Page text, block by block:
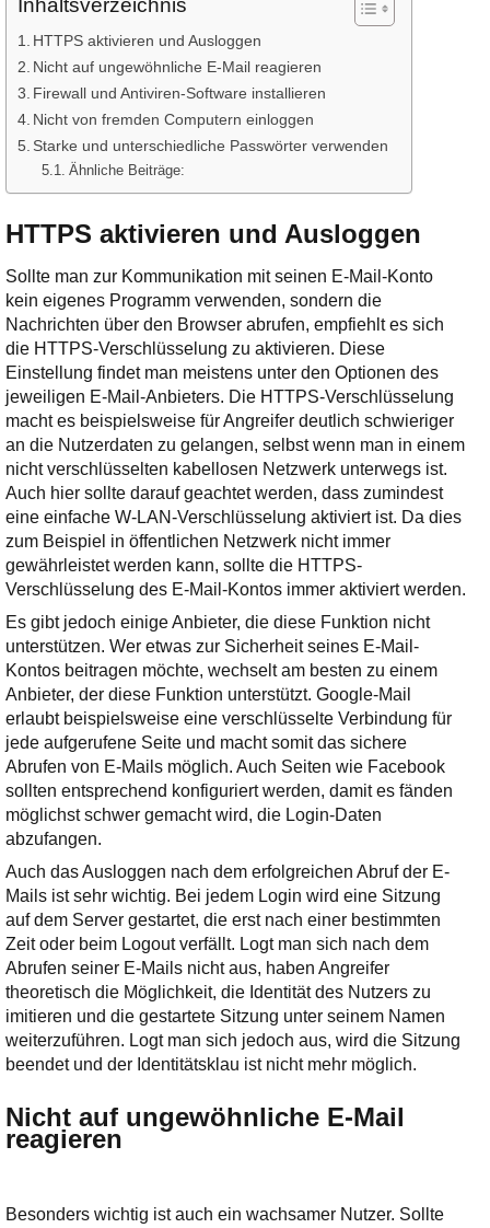
Inhaltsverzeichnis
HTTPS aktivieren und Ausloggen
Nicht auf ungewöhnliche E-Mail reagieren
Firewall und Antiviren-Software installieren
Nicht von fremden Computern einloggen
Starke und unterschiedliche Passwörter verwenden
Ähnliche Beiträge:
HTTPS aktivieren und Ausloggen
Sollte man zur Kommunikation mit seinen E-Mail-Konto
kein eigenes Programm verwenden, sondern die
Nachrichten über den Browser abrufen, empfiehlt es sich
die HTTPS-Verschlüsselung zu aktivieren. Diese
Einstellung findet man meistens unter den Optionen des
jeweiligen E-Mail-Anbieters. Die HTTPS-Verschlüsselung
macht es beispielsweise für Angreifer deutlich schwieriger
an die Nutzerdaten zu gelangen, selbst wenn man in einem
nicht verschlüsselten kabellosen Netzwerk unterwegs ist.
Auch hier sollte darauf geachtet werden, dass zumindest
eine einfache W-LAN-Verschlüsselung aktiviert ist. Da dies
zum Beispiel in öffentlichen Netzwerk nicht immer
gewährleistet werden kann, sollte die HTTPS-
Verschlüsselung des E-Mail-Kontos immer aktiviert werden.
Es gibt jedoch einige Anbieter, die diese Funktion nicht
unterstützen. Wer etwas zur Sicherheit seines E-Mail-
Kontos beitragen möchte, wechselt am besten zu einem
Anbieter, der diese Funktion unterstützt. Google-Mail
erlaubt beispielsweise eine verschlüsselte Verbindung für
jede aufgerufene Seite und macht somit das sichere
Abrufen von E-Mails möglich. Auch Seiten wie Facebook
sollten entsprechend konfiguriert werden, damit es fänden
möglichst schwer gemacht wird, die Login-Daten
abzufangen.
Auch das Ausloggen nach dem erfolgreichen Abruf der E-
Mails ist sehr wichtig. Bei jedem Login wird eine Sitzung
auf dem Server gestartet, die erst nach einer bestimmten
Zeit oder beim Logout verfällt. Logt man sich nach dem
Abrufen seiner E-Mails nicht aus, haben Angreifer
theoretisch die Möglichkeit, die Identität des Nutzers zu
imitieren und die gestartete Sitzung unter seinem Namen
weiterzuführen. Logt man sich jedoch aus, wird die Sitzung
beendet und der Identitätsklau ist nicht mehr möglich.
Nicht auf ungewöhnliche E-Mail
reagieren
Besonders wichtig ist auch ein wachsamer Nutzer. Sollte